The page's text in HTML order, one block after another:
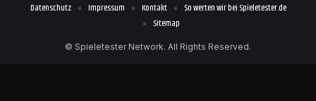
© Spieletester Network. All Rights Reserved.
Datenschutz Impressum Kontakt
So werten wir bei Spieletester.de
Sitemap